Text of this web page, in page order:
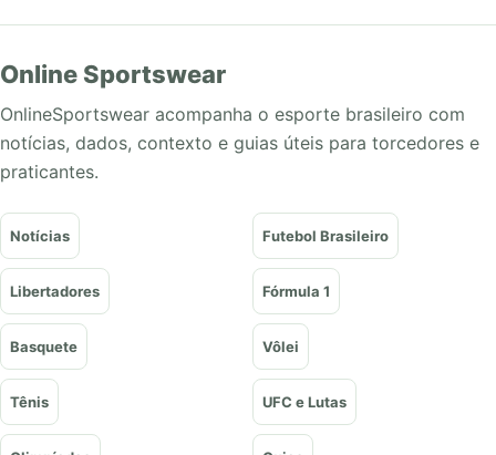
Online Sportswear
OnlineSportswear acompanha o esporte brasileiro com
notícias, dados, contexto e guias úteis para torcedores e
praticantes.
Notícias Futebol Brasileiro
Libertadores Fórmula 1
Basquete Vôlei
Tênis UFC e Lutas